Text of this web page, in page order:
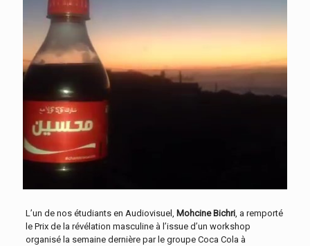
L’un de nos étudiants en Audiovisuel, Mohcine Bichri, a remporté
le Prix de la révélation masculine à l’issue d’un workshop
organisé la semaine dernière par le groupe Coca Cola à